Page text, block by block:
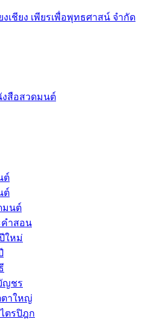
เชียง เพียรเพื่อพุทธศาสน์ จำกัด
ต์
ต์
มนต์
ำสอน
ใหม่
ญชร
าใหญ่
ตรปิฎก